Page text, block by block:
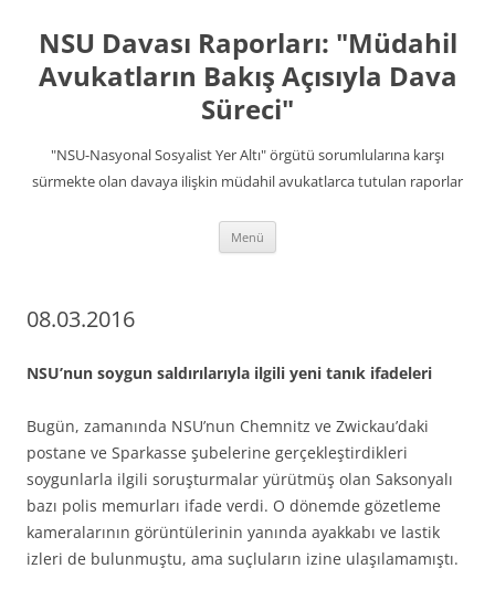
NSU Davası Raporları: "Müdahil
Avukatların Bakış Açısıyla Dava
Süreci"
"NSU-Nasyonal Sosyalist Yer Altı" örgütü sorumlularına karşı
sürmekte olan davaya ilişkin müdahil avukatlarca tutulan raporlar
Menü
08.03.2016
NSU’nun soygun saldırılarıyla ilgili yeni tanık ifadeleri
Bugün, zamanında NSU’nun Chemnitz ve Zwickau’daki
postane ve Sparkasse şubelerine gerçekleştirdikleri
soygunlarla ilgili soruşturmalar yürütmüş olan Saksonyalı
bazı polis memurları ifade verdi. O dönemde gözetleme
kameralarının görüntülerinin yanında ayakkabı ve lastik
izleri de bulunmuştu, ama suçluların izine ulaşılamamıştı.